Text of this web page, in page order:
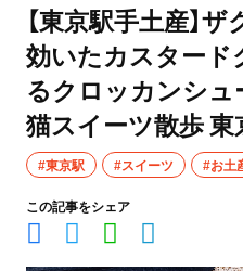
【東京駅手土産】
効いたカスター
るクロッカンシュ
猫スイーツ散歩
#東京駅 #スイーツ #お土
この記事をシェア